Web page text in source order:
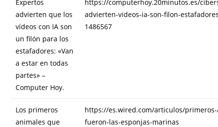
Expertos
advierten que los
vídeos con IA son
un filón para los
estafadores: «Van
a estar en todas
partes» –
Computer Hoy.
https://computerhoy.20minutos.es/
advierten-videos-ia-son-filon-
1486567
Los primeros
animales que
https://es.wired.com/articulos/
fueron-las-esponjas-marinas